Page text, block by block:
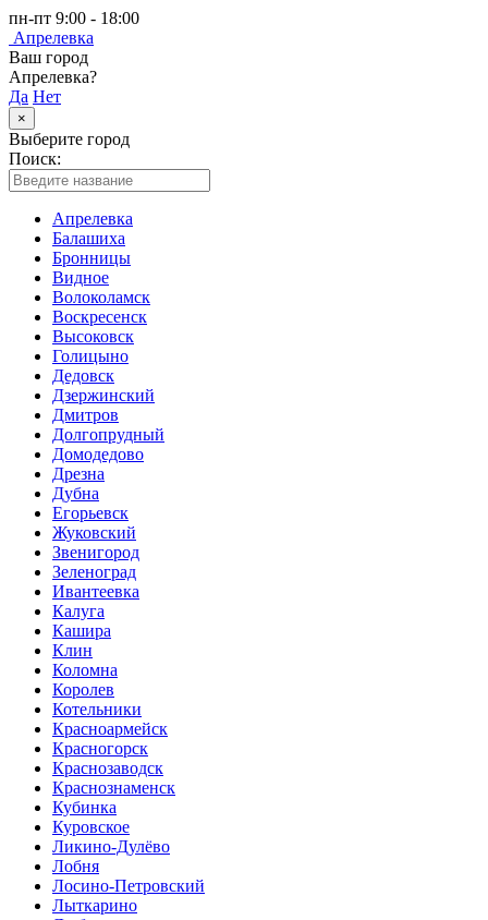
пн-пт 9:00 - 18:00
Апрелевка
Ваш город
Апрелевка?
Да Нет
×
Выберите город
Поиск:
Апрелевка
Балашиха
Бронницы
Видное
Волоколамск
Воскресенск
Высоковск
Голицыно
Дедовск
Дзержинский
Дмитров
Долгопрудный
Домодедово
Дрезна
Дубна
Егорьевск
Жуковский
Звенигород
Зеленоград
Ивантеевка
Калуга
Кашира
Клин
Коломна
Королев
Котельники
Красноармейск
Красногорск
Краснозаводск
Краснознаменск
Кубинка
Куровское
Ликино-Дулёво
Лобня
Лосино-Петровский
Лыткарино